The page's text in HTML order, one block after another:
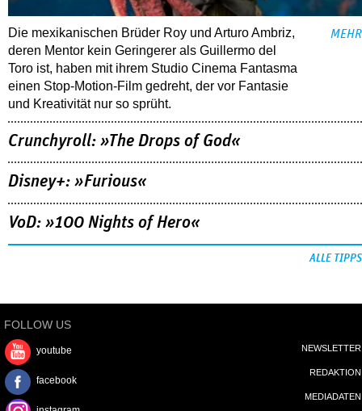
Die mexikanischen Brüder Roy und Arturo Ambriz,
deren Mentor kein Geringerer als Guillermo del
Toro ist, haben mit ihrem Studio Cinema Fantasma
einen Stop-Motion-Film gedreht, der vor Fantasie
und Kreativität nur so sprüht.
MEHR
Crunchyroll: »The Drops of God«
Disney+: »Furious«
VoD: »100 Nights of Hero«
ALLE TIPPS
FOLLOW US
youtube
facebook
NEWSLETTER
REDAKTION
MEDIADATEN